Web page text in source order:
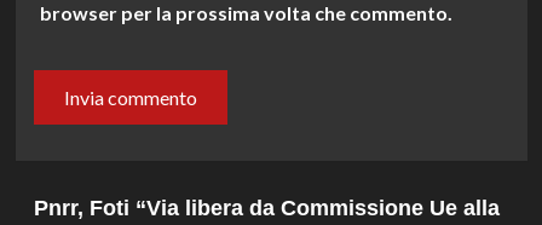
browser per la prossima volta che commento.
Pnrr, Foti “Via libera da Commissione Ue alla